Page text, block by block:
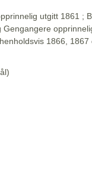
utgitt 1861 ;
Gengangere
1866, 1867